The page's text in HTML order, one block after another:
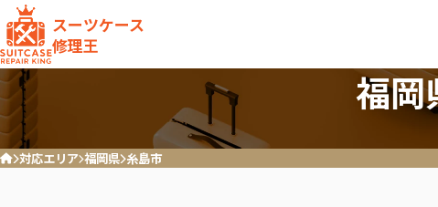
スーツケース
修理王
福岡
ホーム対応エリア 福岡県 糸島市